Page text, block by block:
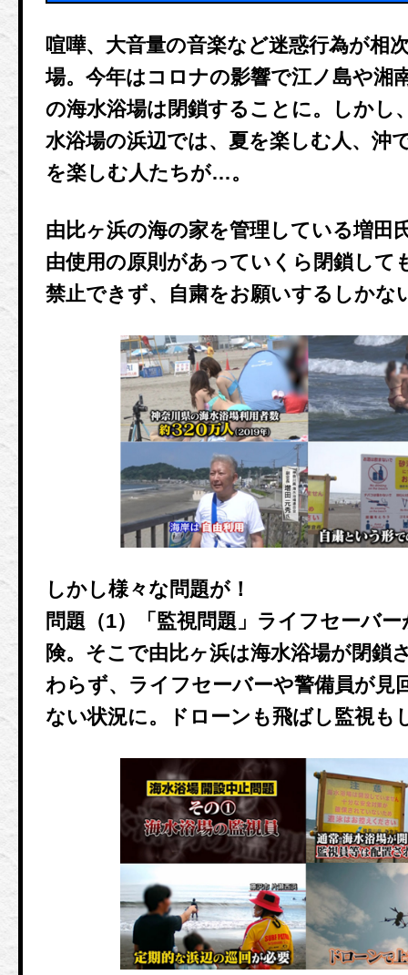
喧嘩、大音量の音楽など迷惑行為が相
場。今年はコロナの影響で江ノ島や湘
の海水浴場は閉鎖することに。しかし
水浴場の浜辺では、夏を楽しむ人、沖
を楽しむ人たちが…。
由比ヶ浜の海の家を管理している増
由使用の原則があっていくら閉鎖して
禁止できず、自粛をお願いするしかな
しかし様々な問題が！
問題（1）「監視問題」ライフセーバ
険。そこで由比ヶ浜は海水浴場が閉鎖
わらず、ライフセーバーや警備員が見
ない状況に。ドローンも飛ばし監視も